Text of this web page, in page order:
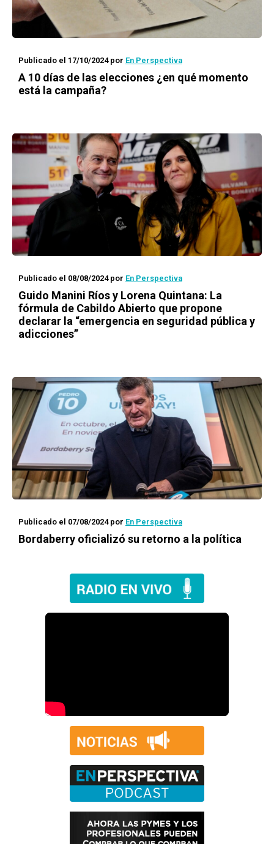
Publicado el 17/10/2024por En Perspectiva
A 10 días de las elecciones ¿en qué momento
está la campaña?
Publicado el 08/08/2024por En Perspectiva
Guido Manini Ríos y Lorena Quintana: La
fórmula de Cabildo Abierto que propone
declarar la “emergencia en seguridad pública y
adicciones”
Publicado el 07/08/2024por En Perspectiva
Bordaberry oficializó su retorno a la política